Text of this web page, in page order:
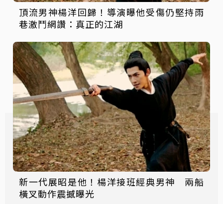
頂流男神楊洋回歸！導演曝他受傷仍堅持雨
巷激鬥網讚：真正的江湖
新一代展昭是他！楊洋接班經典男神 兩船
橫叉動作震撼曝光